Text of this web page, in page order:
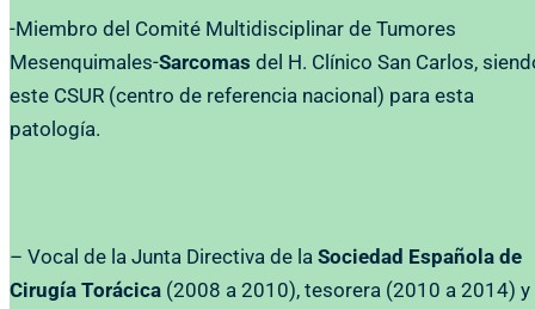
-Miembro del Comité Multidisciplinar de Tumores
Mesenquimales-Sarcomas del H. Clínico San Carlos,
este CSUR (centro de referencia nacional) para esta
patología.
– Vocal de la Junta Directiva de la Sociedad Española de
Cirugía Torácica (2008 a 2010), tesorera (2010 a 2014) y